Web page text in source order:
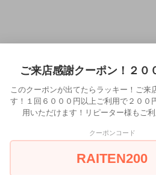
＆カフェオリジナルグッズショップ■
ムモデル撮影元サイズ画像やミアカフェオリ
ご来店感謝クーポン！２０
このクーポンが出てたらラッキー！ご来
す！１回６０００円以上ご利用で２００
用いただけます！リピーター様もご利
クーポンコード
RAITEN200